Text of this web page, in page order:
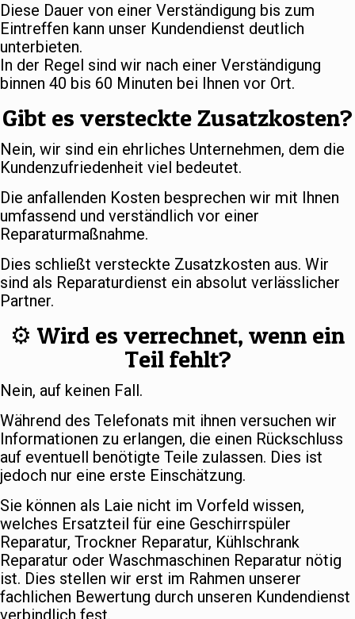
Diese Dauer von einer Verständigung bis zum
Eintreffen kann unser Kundendienst deutlich
unterbieten.
In der Regel sind wir nach einer Verständigung
binnen 40 bis 60 Minuten bei Ihnen vor Ort.
Gibt es versteckte Zusatzkosten?
Nein, wir sind ein ehrliches Unternehmen, dem die
Kundenzufriedenheit viel bedeutet.
Die anfallenden Kosten besprechen wir mit Ihnen
umfassend und verständlich vor einer
Reparaturmaßnahme.
Dies schließt versteckte Zusatzkosten aus. Wir
sind als Reparaturdienst ein absolut verlässlicher
Partner.
⚙️ Wird es verrechnet, wenn ein
Teil fehlt?
Nein, auf keinen Fall.
Während des Telefonats mit ihnen versuchen wir
Informationen zu erlangen, die einen Rückschluss
auf eventuell benötigte Teile zulassen. Dies ist
jedoch nur eine erste Einschätzung.
Sie können als Laie nicht im Vorfeld wissen,
welches Ersatzteil für eine Geschirrspüler
Reparatur, Trockner Reparatur, Kühlschrank
Reparatur oder Waschmaschinen Reparatur nötig
ist. Dies stellen wir erst im Rahmen unserer
fachlichen Bewertung durch unseren Kundendienst
verbindlich fest.